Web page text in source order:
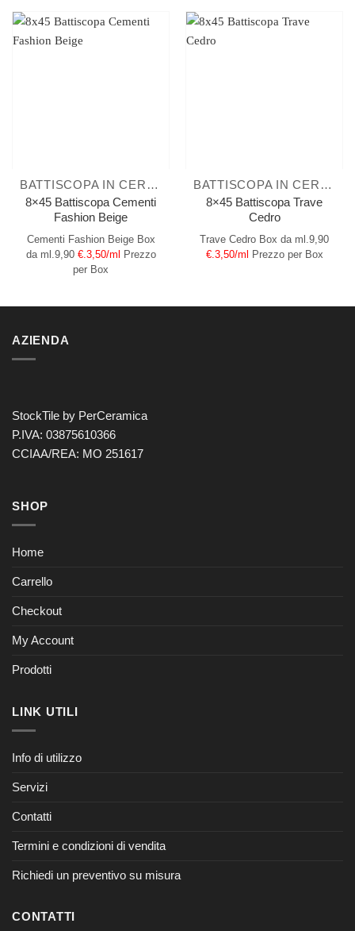
BATTISCOPA IN CERAMICA
8×45 Battiscopa Cementi
Fashion Beige
Cementi Fashion Beige Box
da ml.9,90 €.3,50/ml Prezzo
per Box
BATTISCOPA IN CERAMICA
8×45 Battiscopa Trave
Cedro
Trave Cedro Box da ml.9,90
€.3,50/ml Prezzo per Box
AZIENDA
StockTile by PerCeramica
P.IVA: 03875610366
CCIAA/REA: MO 251617
SHOP
Home
Carrello
Checkout
My Account
Prodotti
LINK UTILI
Info di utilizzo
Servizi
Contatti
Termini e condizioni di vendita
Richiedi un preventivo su misura
CONTATTI